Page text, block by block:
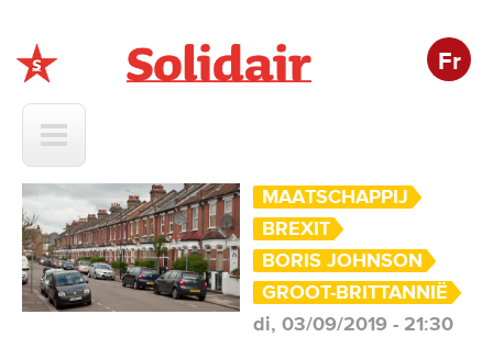
Fr
MAATSCHAPPIJ
BREXIT
BORIS JOHNSON
GROOT-BRITTANNIË
di, 03/09/2019 - 21:30